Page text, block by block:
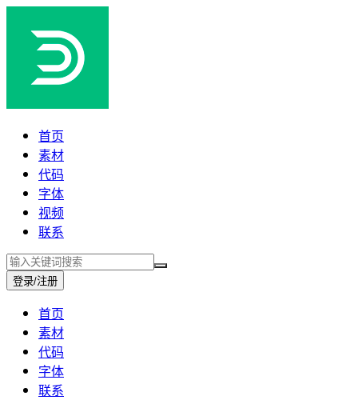
首页
素材
代码
字体
视频
联系
登录/注册
首页
素材
代码
字体
联系